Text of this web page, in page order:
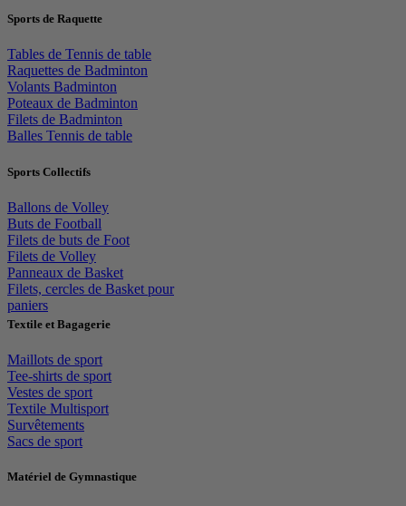
Sports de Raquette
Tables de Tennis de table
Raquettes de Badminton
Volants Badminton
Poteaux de Badminton
Filets de Badminton
Balles Tennis de table
Sports Collectifs
Ballons de Volley
Buts de Football
Filets de buts de Foot
Filets de Volley
Panneaux de Basket
Filets, cercles de Basket pour
paniers
Textile et Bagagerie
Maillots de sport
Tee-shirts de sport
Vestes de sport
Textile Multisport
Survêtements
Sacs de sport
Matériel de Gymnastique